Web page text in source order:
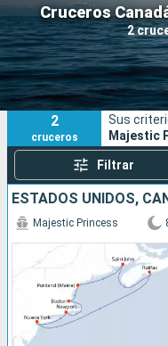
Cruceros
2
Nuestros destinos
Fecha de salida
Puertos
2
cruceros
Sus
Majestic
Filtrar
ESTADOS UNIDOS,
Majestic Princess